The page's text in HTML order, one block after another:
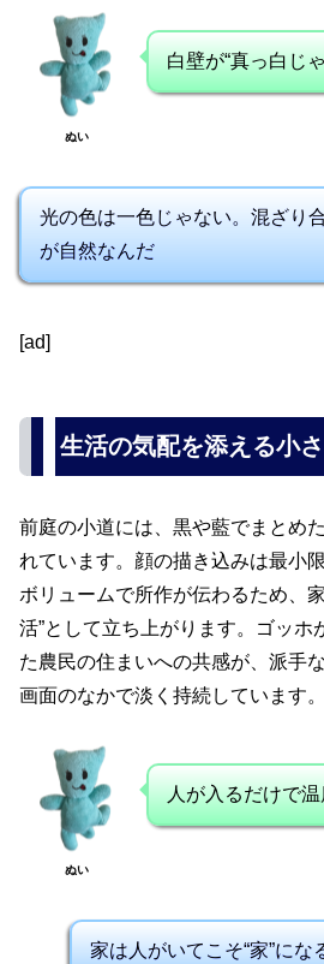
ぬい
白壁が“真っ白じ
光の色は一色じゃない。混ざり
が自然なんだ
[ad]
生活の気配を添える小
前庭の小道には、黒や藍でまとめ
れています。顔の描き込みは最小
ボリュームで所作が伝わるため、
活”として立ち上がります。ゴッホ
た農民の住まいへの共感が、派手
画面のなかで淡く持続しています。
ぬい
人が入るだけで
家は人がいてこそ“家”にな